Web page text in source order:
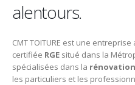
alentours.
CMT TOITURE est une
certifiée RGE situé dans la
spécialisées dans la
les particuliers et les